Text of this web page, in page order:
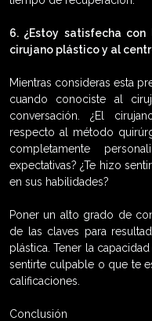
6. ¿Estoy satisfecha
cirujano plástico y al
Mientras consideras esta
cuando conociste al
conversación. ¿El
respecto al método
completamente
expectativas? ¿Te hizo
en sus habilidades?
Poner un alto grado de
de las claves para
plástica. Tener la
sentirte culpable o que te
calificaciones.
Conclusión